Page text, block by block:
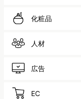
化粧品
人材
広告
EC